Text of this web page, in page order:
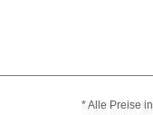
* Alle Preise